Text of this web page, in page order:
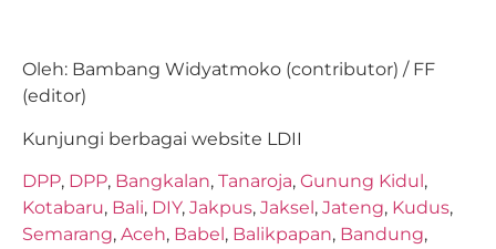
Oleh: Bambang Widyatmoko (contributor) / FF
(editor)
Kunjungi berbagai website LDII
DPP, DPP, Bangkalan, Tanaroja, Gunung Kidul,
Kotabaru, Bali, DIY, Jakpus, Jaksel, Jateng, Kudus,
Semarang, Aceh, Babel, Balikpapan, Bandung,